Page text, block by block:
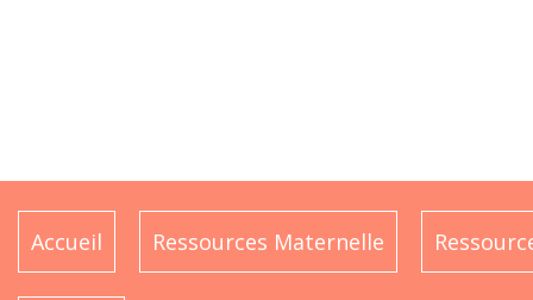
Accueil Ressources Maternelle